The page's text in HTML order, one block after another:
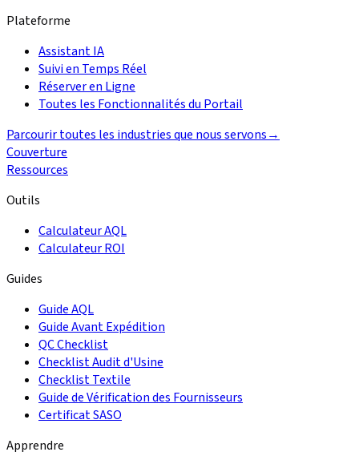
Plateforme
Assistant IA
Suivi en Temps Réel
Réserver en Ligne
Toutes les Fonctionnalités du Portail
Parcourir toutes les industries que nous servons→
Couverture
Ressources
Outils
Calculateur AQL
Calculateur ROI
Guides
Guide AQL
Guide Avant Expédition
QC Checklist
Checklist Audit d'Usine
Checklist Textile
Guide de Vérification des Fournisseurs
Certificat SASO
Apprendre